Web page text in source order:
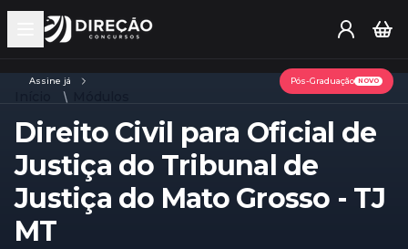
Open main menu
Assine já Pós-Graduação NOVO
Direito Civil para Oficial de
Justiça do Tribunal de
Justiça do Mato Grosso - TJ
MT